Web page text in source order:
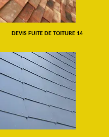
DEVIS FUITE DE TOITURE 14